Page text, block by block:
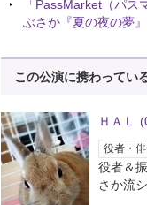
「PassMarket（パ
ぶさか『夏の夜の夢
この公演に携わってい
ＨＡＬ
役者・
役者＆
さか流